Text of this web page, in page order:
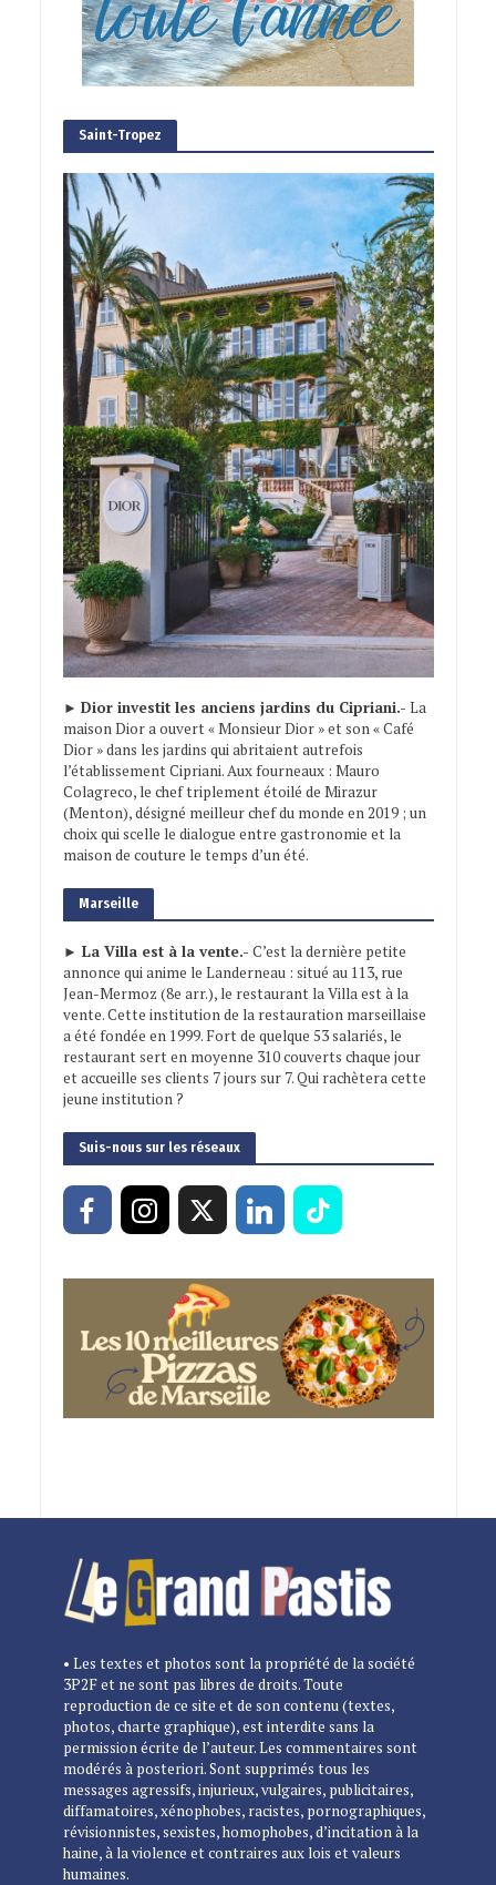
Saint-Tropez
► Dior investit les anciens jardins du Cipriani.- La
maison Dior a ouvert « Monsieur Dior » et son « Café
Dior » dans les jardins qui abritaient autrefois
l’établissement Cipriani. Aux fourneaux : Mauro
Colagreco, le chef triplement étoilé de Mirazur
(Menton), désigné meilleur chef du monde en 2019 ; un
choix qui scelle le dialogue entre gastronomie et la
maison de couture le temps d’un été.
Marseille
► La Villa est à la vente.- C’est la dernière petite
annonce qui anime le Landerneau : situé au 113, rue
Jean-Mermoz (8e arr.), le restaurant la Villa est à la
vente. Cette institution de la restauration marseillaise
a été fondée en 1999. Fort de quelque 53 salariés, le
restaurant sert en moyenne 310 couverts chaque jour
et accueille ses clients 7 jours sur 7. Qui rachètera cette
jeune institution ?
Suis-nous sur les réseaux
• Les textes et photos sont la propriété de la société
3P2F et ne sont pas libres de droits. Toute
reproduction de ce site et de son contenu (textes,
photos, charte graphique), est interdite sans la
permission écrite de l’auteur. Les commentaires sont
modérés à posteriori. Sont supprimés tous les
messages agressifs, injurieux, vulgaires, publicitaires,
diffamatoires, xénophobes, racistes, pornographiques,
révisionnistes, sexistes, homophobes, d’incitation à la
haine, à la violence et contraires aux lois et valeurs
humaines.